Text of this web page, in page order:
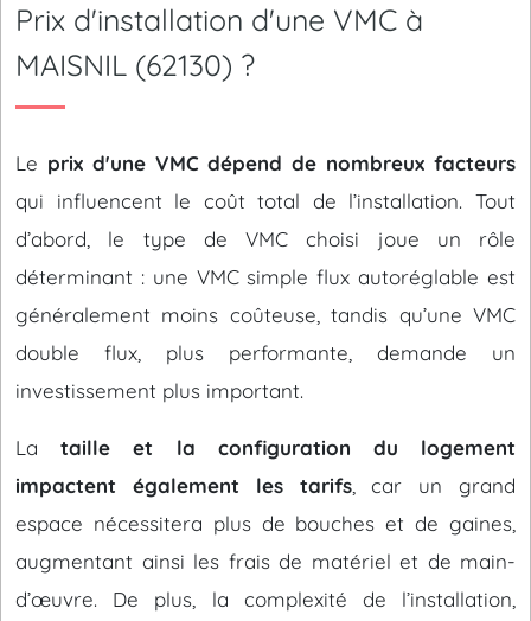
Prix d'installation d'une VMC à
MAISNIL (62130) ?
Le prix d'une VMC dépend de nombreux facteurs
qui influencent le coût total de l’installation. Tout
d’abord, le type de VMC choisi joue un rôle
déterminant : une VMC simple flux autoréglable est
généralement moins coûteuse, tandis qu’une VMC
double flux, plus performante, demande un
investissement plus important.
Lataille et la configuration du logement
impactent également les tarifs, car un grand
espace nécessitera plus de bouches et de gaines,
augmentant ainsi les frais de matériel et de main-
d’œuvre. De plus, la complexité de l’installation,